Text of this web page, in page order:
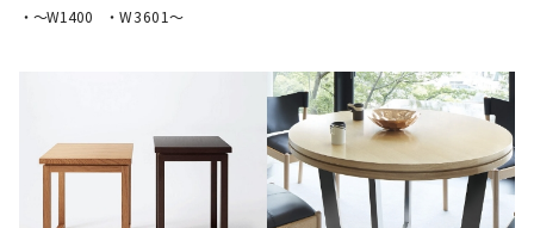
・〜W1400
・W3601～